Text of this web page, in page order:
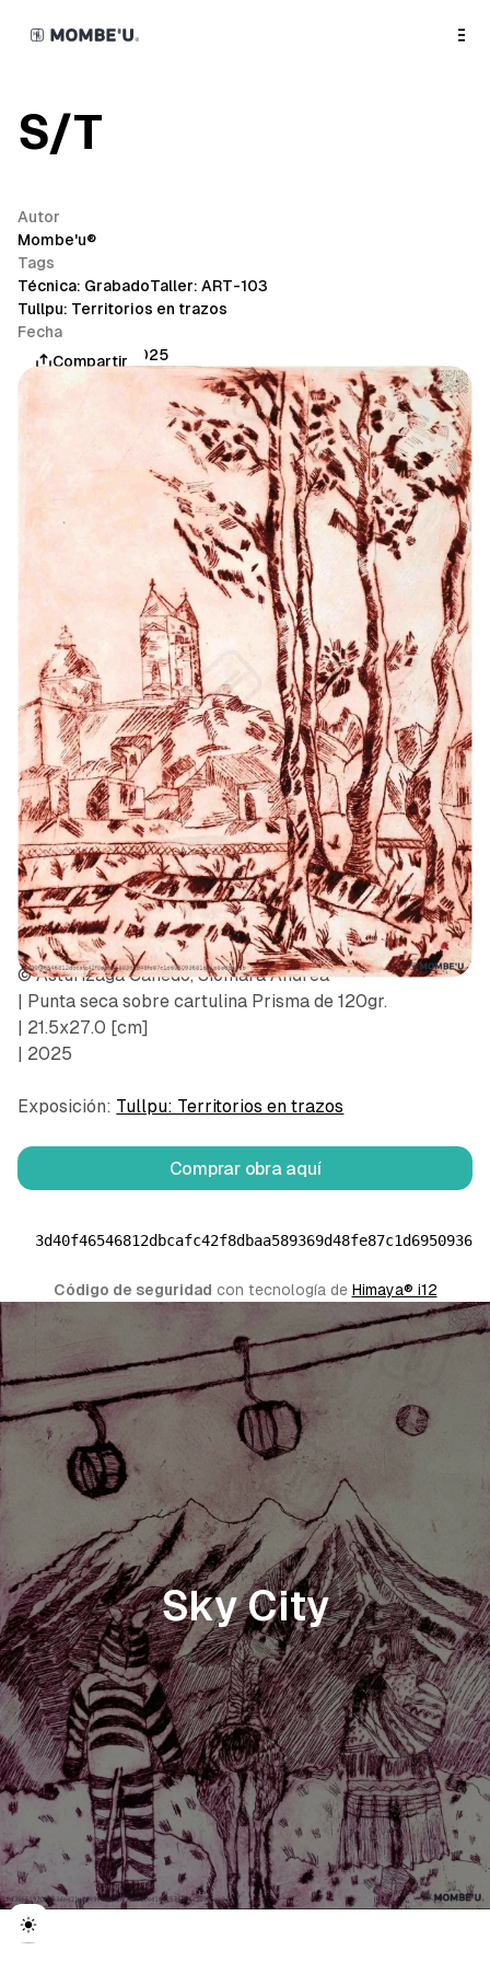
S/T
Autor
Mombe'u®
Tags
Técnica: GrabadoTaller: ART-103
Tullpu: Territorios en trazos
Fecha
septiembre 4, 2025
Compartir
© Asturizaga Canedo, Siomara Andrea
| Punta seca sobre cartulina Prisma de 120gr.
| 21.5x27.0 [cm]
| 2025
Exposición: Tullpu: Territorios en trazos
Comprar obra aquí
Código de seguridad con tecnología de Himaya® i12
Sky City